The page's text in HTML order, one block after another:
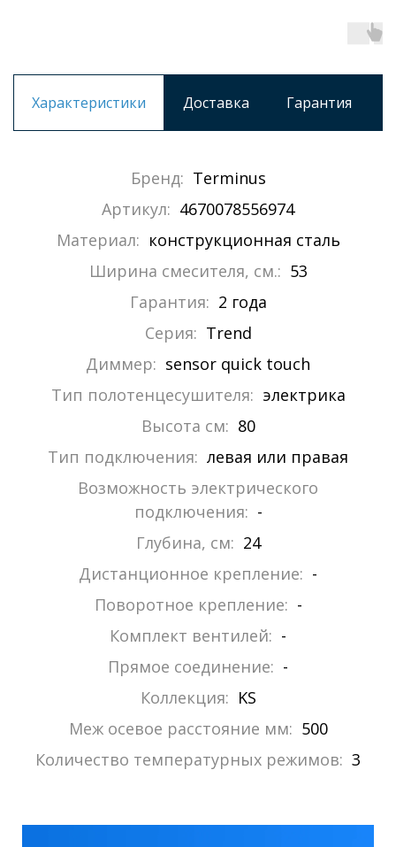
Характеристики Доставка Гарантия
Бренд: Terminus
Артикул: 4670078556974
Материал: конструкционная сталь
Ширина смесителя, см.: 53
Гарантия: 2 года
Серия: Trend
Диммер: sensor quick touch
Тип полотенцесушителя: электрика
Высота см: 80
Тип подключения: левая или правая
Возможность электрического
подключения: -
Глубина, см: 24
Дистанционное крепление: -
Поворотное крепление: -
Комплект вентилей: -
Прямое соединение: -
Коллекция: KS
Меж осевое расстояние мм: 500
Количество температурных режимов: 3